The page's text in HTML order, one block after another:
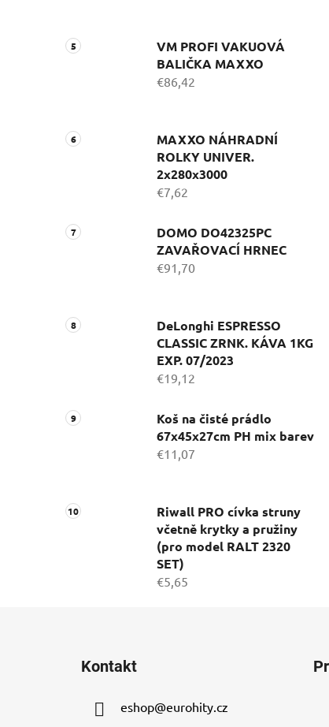
VM PROFI VAKUOVÁ
BALIČKA MAXXO
€86,42
MAXXO NÁHRADNÍ
ROLKY UNIVER.
2x280x3000
€7,62
DOMO DO42325PC
ZAVAŘOVACÍ HRNEC
€91,70
DeLonghi ESPRESSO
CLASSIC ZRNK. KÁVA 1KG
EXP. 07/2023
€19,12
Koš na čisté prádlo
67x45x27cm PH mix barev
€11,07
Riwall PRO cívka struny
včetně krytky a pružiny
(pro model RALT 2320
SET)
€5,65
Kontakt
eshop@eurohity.cz